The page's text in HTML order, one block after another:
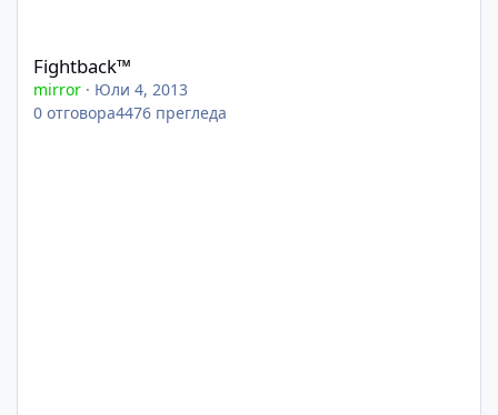
Fightback™
mirror · Юли 4, 2013
0 отговора4476 прегледа